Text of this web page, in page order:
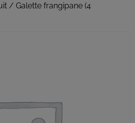
/ Galette frangipane (4